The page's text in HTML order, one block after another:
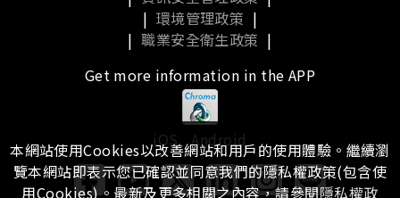
| 環境管理政策 |
| 職業安全衛生政策 |
Get more information in the APP
iOS Android
本網站使用Cookies以改善網站和用戶的使用體驗。繼續瀏
覽本網站即表示您已確認並同意我們的隱私權政策(包含使
用Cookies)。最新及更多相關之內容，請參閱隱私權政